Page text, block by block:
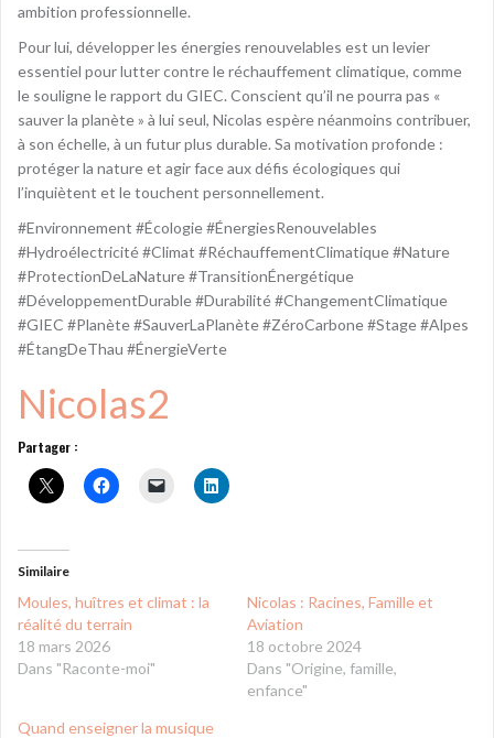
ambition professionnelle.
Pour lui, développer les énergies renouvelables est un levier
essentiel pour lutter contre le réchauffement climatique, comme
le souligne le rapport du GIEC. Conscient qu’il ne pourra pas «
sauver la planète » à lui seul, Nicolas espère néanmoins contribuer,
à son échelle, à un futur plus durable. Sa motivation profonde :
protéger la nature et agir face aux défis écologiques qui
l’inquiètent et le touchent personnellement.
#Environnement #Écologie #ÉnergiesRenouvelables
#Hydroélectricité #Climat #RéchauffementClimatique #Nature
#ProtectionDeLaNature #TransitionÉnergétique
#DéveloppementDurable #Durabilité #ChangementClimatique
#GIEC #Planète #SauverLaPlanète #ZéroCarbone #Stage #Alpes
#ÉtangDeThau #ÉnergieVerte
Nicolas2
Partager :
Similaire
Moules, huîtres et climat : la
réalité du terrain
18 mars 2026
Dans "Raconte-moi"
Nicolas : Racines, Famille et
Aviation
18 octobre 2024
Dans "Origine, famille,
enfance"
Quand enseigner la musique